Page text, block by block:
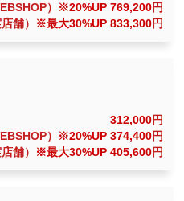
）
※20%UP 769,200円
舗）
※最大30%UP 833,300円
312,000円
）
※20%UP 374,400円
舗）
※最大30%UP 405,600円